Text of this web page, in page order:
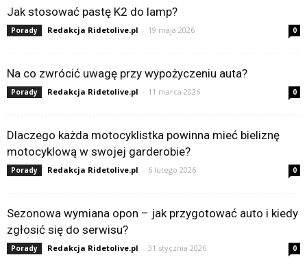
Jak stosować pastę K2 do lamp?
Porady Redakcja Ridetolive.pl - 19 maja 2026 0
Na co zwrócić uwagę przy wypożyczeniu auta?
Porady Redakcja Ridetolive.pl - 11 marca 2026 0
Dlaczego każda motocyklistka powinna mieć bieliznę
motocyklową w swojej garderobie?
Porady Redakcja Ridetolive.pl - 6 lutego 2026 0
Sezonowa wymiana opon – jak przygotować auto i kiedy
zgłosić się do serwisu?
Porady Redakcja Ridetolive.pl - 31 stycznia 2026 0